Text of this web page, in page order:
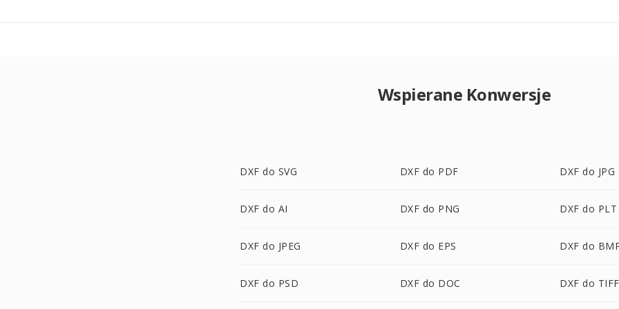
Wspierane Konwersje
DXF do SVG DXF do PDF DXF do JPG
DXF do AI DXF do PNG DXF do PLT
DXF do JPEG DXF do EPS DXF do
DXF do PSD DXF do DOC DXF do TIFF